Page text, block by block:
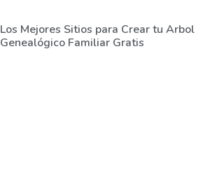
Los Mejores Sitios para Crear tu Arbol
Genealógico Familiar Gratis